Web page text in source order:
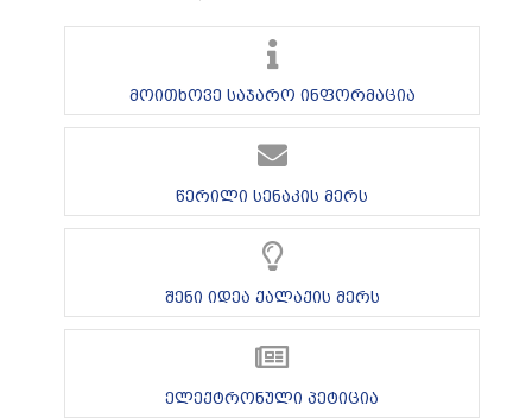
მოითხოვე საჯარო ინფორმაცია
წერილი სენაკის მერს
შენი იდეა ქალაქის მერს
ელექტრონული პეტიცია